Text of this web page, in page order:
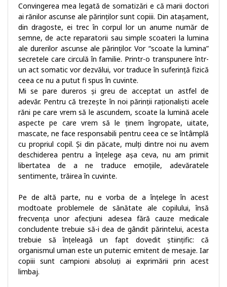
Convingerea mea legată de somatizări e că marii doctori
ai rănilor ascunse ale părinților sunt copiii. Din atașament,
din dragoste, ei trec în corpul lor un anume număr de
semne, de acte reparatorii sau simple scoateri la lumina
ale durerilor ascunse ale părinților. Vor “scoate la lumina”
secretele care circulă în familie. Printr-o transpunere într-
un act somatic vor dezvălui, vor traduce în suferință fizică
ceea ce nu a putut fi spus în cuvinte.
Mi se pare dureros și greu de acceptat un astfel de
adevăr. Pentru că trezește în noi părinții raționaliști acele
răni pe care vrem să le ascundem, scoate la lumină acele
aspecte pe care vrem să le ținem îngropate, uitate,
mascate, ne face responsabili pentru ceea ce se întâmplă
cu propriul copil. Și din păcate, mulți dintre noi nu avem
deschiderea pentru a înțelege așa ceva, nu am primit
libertatea de a ne traduce emoțiile, adevăratele
sentimente, trăirea în cuvinte.
Pe de altă parte, nu e vorba de a înțelege în acest
modtoate problemele de sănătate ale copilului, însă
frecvența unor afecțiuni adesea fără cauze medicale
concludente trebuie să-i dea de gândit părintelui, acesta
trebuie să înțeleagă un fapt dovedit științific: că
organismul uman este un puternic emitent de mesaje. Iar
copiii sunt campioni absoluți ai exprimării prin acest
limbaj.